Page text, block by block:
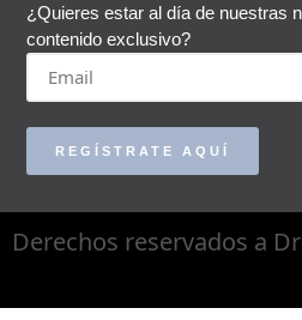
¿Quieres estar al día de nuestras
contenido exclusivo?
REGÍSTRATE AQUÍ
Derechos reservados a Dr